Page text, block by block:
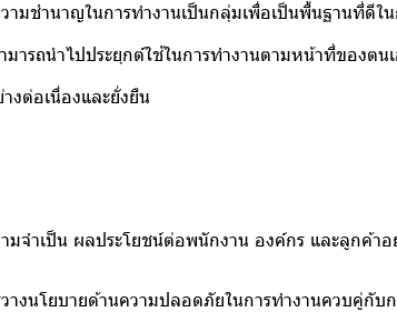
ชำนาญในการทำงานเป็นกลุ่มเพื่อเป็นพื้นฐานที่ดีใน
รถนำไปประยุกต์ใช้ในการทำงานตามหน้าที่ของตนเ
ต่อเนื่องและยั่งยืน
เป็น ผลประโยชน์ต่อพนักงาน องค์กร และลูกค้าอ
นโยบายด้านความปลอดภัยในการทำงานควบคู่กับ